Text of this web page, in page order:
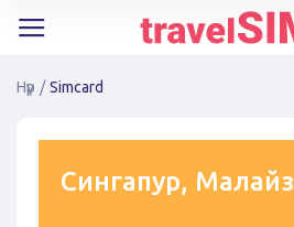
Нүүр / Simcard
Сингапур, Малайз